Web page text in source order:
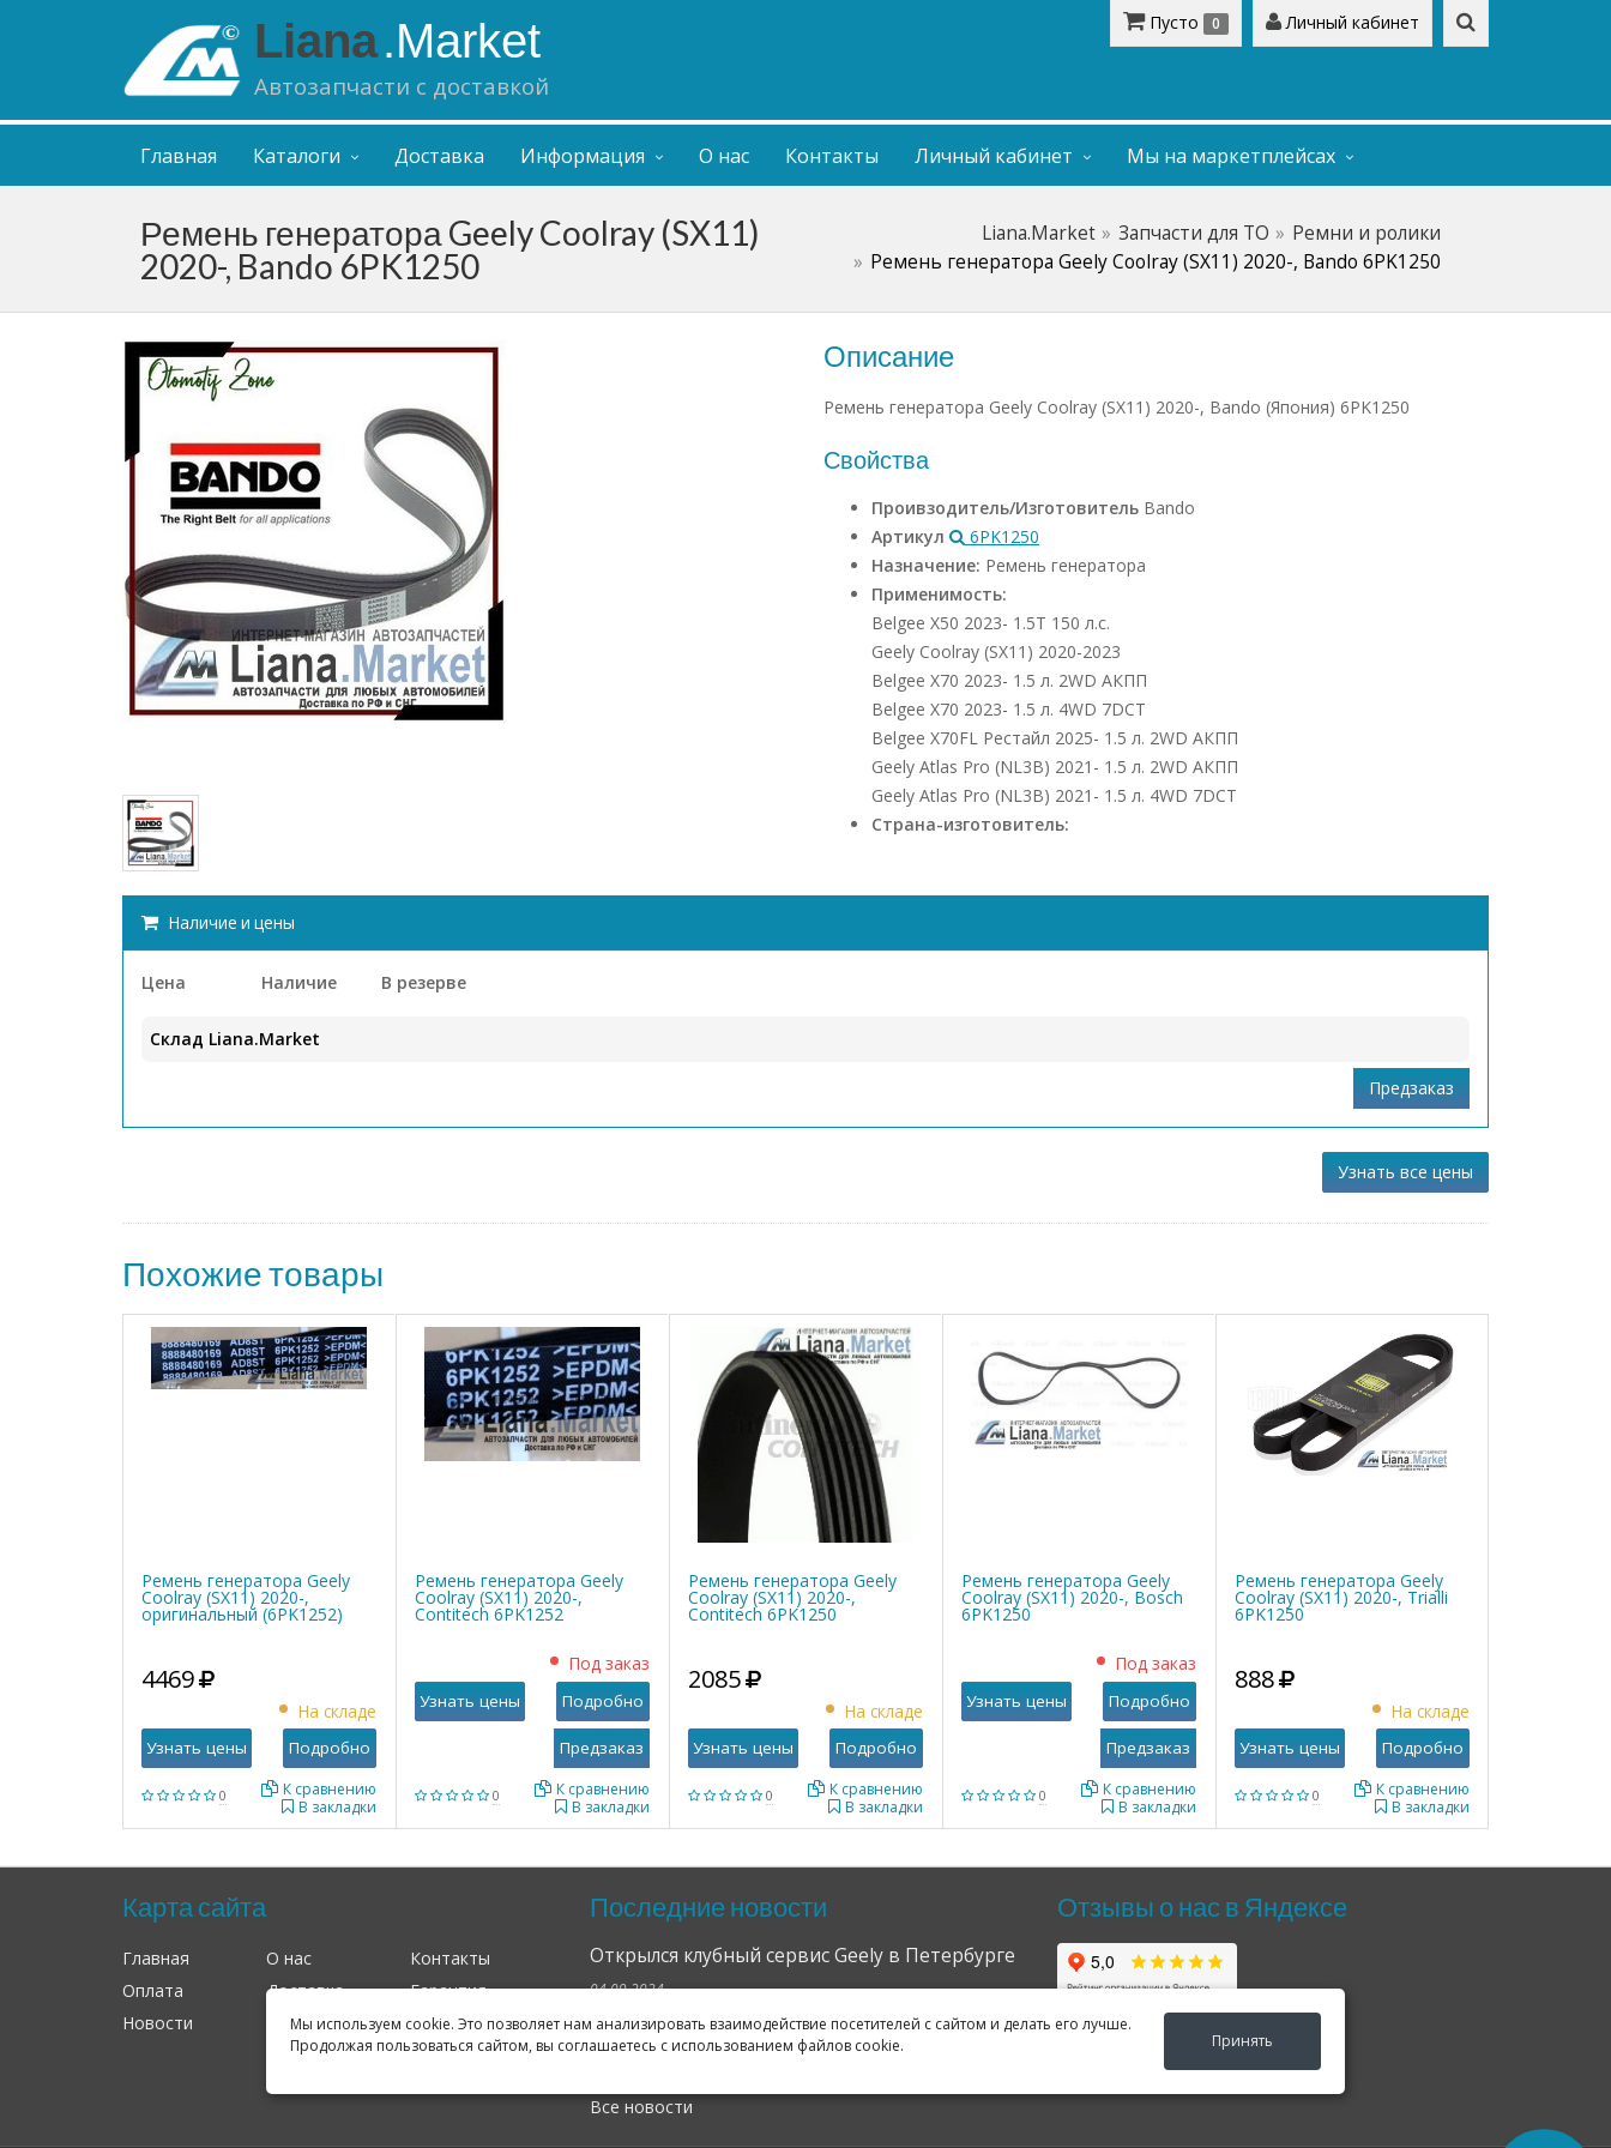
Мы используем cookie. Это позволяет нам анализировать взаимодействие посетителей с сайтом и делать его лучше.
Продолжая пользоваться сайтом, вы соглашаетесь с использованием файлов cookie.
Принять
Liana.Market
Автозапчасти с доставкой
Пусто 0 Личный кабинет
Главная Каталоги Доставка Информация О нас Контакты Личный кабинет Мы на маркетплейсах
Ремень генератора Geely Coolray (SX11)
2020-, Bando 6PK1250
Liana.Market Запчасти для ТО
Ремни и ролики
Ремень генератора Geely Coolray (SX11) 2020-, Bando 6PK1250
Описание
Ремень генератора Geely Coolray (SX11) 2020-, Bando (Япония) 6PK1250
Свойства
Проивзодитель/Изготовитель Bando
Артикул
6PK1250
Назначение: Ремень генератора
Применимость:
Belgee X50 2023- 1.5Т 150 л.с.
Geely Coolray (SX11) 2020-2023
Belgee X70 2023- 1.5 л. 2WD АКПП
Belgee X70 2023- 1.5 л. 4WD 7DCT
Belgee X70FL Рестайл 2025- 1.5 л. 2WD АКПП
Geely Atlas Pro (NL3B) 2021- 1.5 л. 2WD АКПП
Geely Atlas Pro (NL3B) 2021- 1.5 л. 4WD 7DCT
Страна-изготовитель:
Наличие и цены
Цена Наличие В резерве
Склад Liana.Market
Узнать все цены
Похожие товары
Ремень генератора Geely
Coolray (SX11) 2020-,
оригинальный (6PK1252)
0
4469
На складе
В закладки
К сравнению
Узнать цены Подробно
Ремень генератора Geely
Coolray (SX11) 2020-,
Contitech 6PK1252
0
Под заказ
В закладки
К сравнению
Узнать цены Подробно
Ремень генератора Geely
Coolray (SX11) 2020-,
Contitech 6PK1250
0
2085
На складе
В закладки
К сравнению
Узнать цены Подробно
Ремень генератора Geely
Coolray (SX11) 2020-, Bosch
6PK1250
0
Под заказ
В закладки
К сравнению
Узнать цены Подробно
Ремень генератора Geely
Coolray (SX11) 2020-, Trialli
6PK1250
0
888
На складе
В закладки
К сравнению
Узнать цены Подробно
Карта сайта
Главная О нас
Контакты
Оплата
Доставка
Гарантия
Новости
Оферта Соглашение
Последние новости
Открылся клубный сервис Geely в Петербурге
04.09.2024
Отзывы о нас в Яндексе и Гугле
Все новости
Отзывы о нас в Яндексе